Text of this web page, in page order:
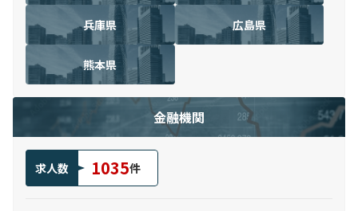
兵庫県 広島県
熊本県
金融機関
求人数 1035件